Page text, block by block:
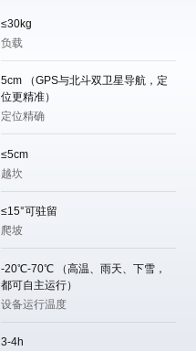
≤30kg
负载
5cm （GPS与北斗双卫星导航，定
位更精准）
定位精确
≤5cm
越坎
≤15°可驻留
爬坡
-20℃-70℃ （高温、雨天、下雪，
都可自主运行）
设备运行温度
3-4h